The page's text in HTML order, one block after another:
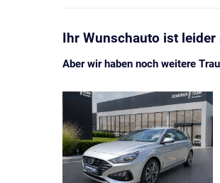
Ihr Wunschauto ist
Aber wir haben noch weitere